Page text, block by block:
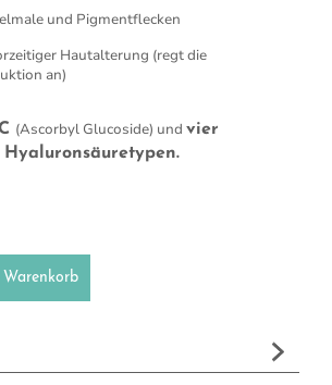
und Pigmentflecken
Hautalterung (regt die
an)
(Ascorbyl Glucoside) und vier
Menge
Warenkorb